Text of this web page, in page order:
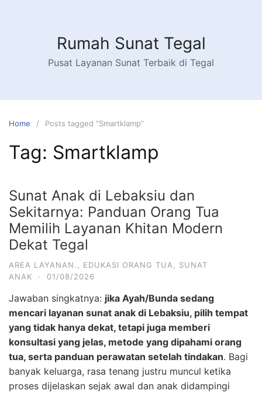
Rumah Sunat Tegal
Pusat Layanan Sunat Terbaik di Tegal
Home Posts tagged “Smartklamp”
Tag: Smartklamp
Sunat Anak di Lebaksiu dan
Sekitarnya: Panduan Orang Tua
Memilih Layanan Khitan Modern
Dekat Tegal
AREA LAYANAN. EDUKASI ORANG TUA
SUNAT
ANAK
· 01/08/2026
Jawaban singkatnya: jika Ayah/Bunda sedang
mencari layanan sunat anak di Lebaksiu, pilih tempat
yang tidak hanya dekat, tetapi juga memberi
konsultasi yang jelas, metode yang dipahami orang
tua, serta panduan perawatan setelah tindakan. Bagi
banyak keluarga, rasa tenang justru muncul ketika
proses dijelaskan sejak awal dan anak didampingi